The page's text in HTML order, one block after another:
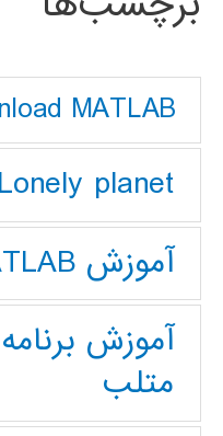
MATLAB
Lonely planet
آموزش MATLAB
آموزش
متلب